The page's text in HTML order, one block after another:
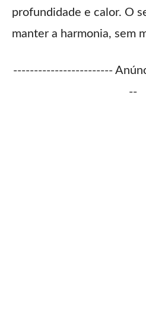
profundidade e calor. O
manter a harmonia, sem
------------------------
--